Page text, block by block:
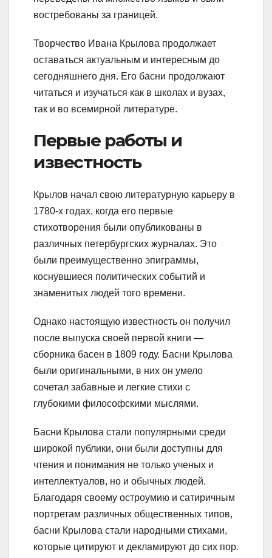
востребованы за границей.
Творчество Ивана Крылова продолжает
оставаться актуальным и интересным до
сегодняшнего дня. Его басни продолжают
читаться и изучаться как в школах и вузах,
так и во всемирной литературе.
Первые работы и
известность
Крылов начал свою литературную карьеру в
1780-х годах, когда его первые
стихотворения были опубликованы в
различных петербургских журналах. Это
были преимущественно эпиграммы,
коснувшиеся политических событий и
знаменитых людей того времени.
Однако настоящую известность он получил
после выпуска своей первой книги —
сборника басен в 1809 году. Басни Крылова
были оригинальными, в них он умело
сочетал забавные и легкие стихи с
глубокими философскими мыслями.
Басни Крылова стали популярными среди
широкой публики, они были доступны для
чтения и понимания не только ученых и
интеллектуалов, но и обычных людей.
Благодаря своему остроумию и сатиричным
портретам различных общественных типов,
басни Крылова стали народными стихами,
которые цитируют и декламируют до сих пор.